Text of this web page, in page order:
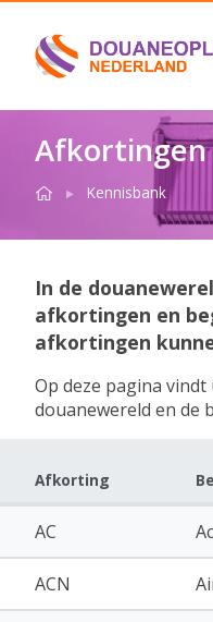
HomeKennisbank
In de
afkortingen en
afkortingen
Op deze pagina
douanewereld en de
Afkorting
AC
ACN